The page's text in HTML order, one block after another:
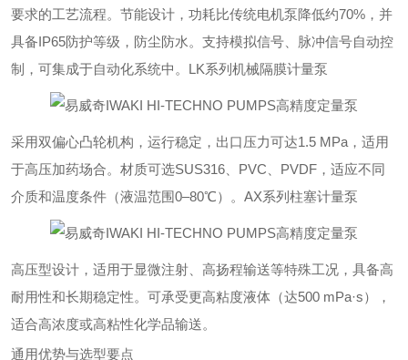
要求的工艺流程。节能设计，功耗比传统电机泵降低约70%，并
具备IP65防护等级，防尘防水。支持模拟信号、脉冲信号自动控
制，可集成于自动化系统中。‌LK系列机械隔膜计量泵‌
采用双偏心凸轮机构，运行稳定，出口压力可达1.5 MPa，适用
于高压加药场合。材质可选SUS316、PVC、PVDF，适应不同
介质和温度条件（液温范围0–80℃）。‌AX系列柱塞计量泵‌
高压型设计，适用于显微注射、高扬程输送等特殊工况，具备高
耐用性和长期稳定性。可承受更高粘度液体（达500 mPa·s），
适合高浓度或高粘性化学品输送。
通用优势与选型要点